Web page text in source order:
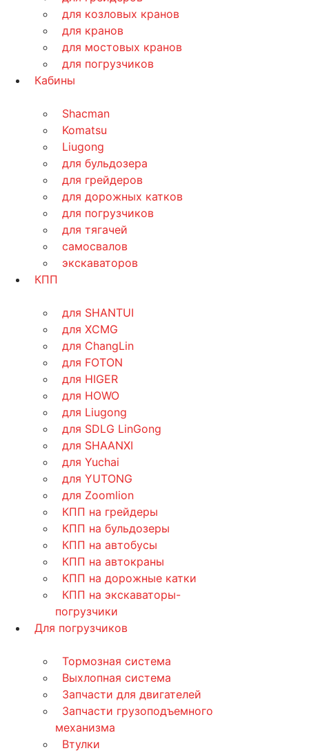
для козловых кранов
для кранов
для мостовых кранов
для погрузчиков
Кабины
Shacman
Komatsu
Liugong
для бульдозера
для грейдеров
для дорожных катков
для погрузчиков
для тягачей
самосвалов
экскаваторов
КПП
для SHANTUI
для XCMG
для ChangLin
для FOTON
для HIGER
для HOWO
для Liugong
для SDLG LinGong
для SHAANXI
для Yuchai
для YUTONG
для Zoomlion
КПП на грейдеры
КПП на бульдозеры
КПП на автобусы
КПП на автокраны
КПП на дорожные катки
КПП на экскаваторы-
погрузчики
Для погрузчиков
Тормозная система
Выхлопная система
Запчасти для двигателей
Запчасти грузоподъемного
механизма
Втулки